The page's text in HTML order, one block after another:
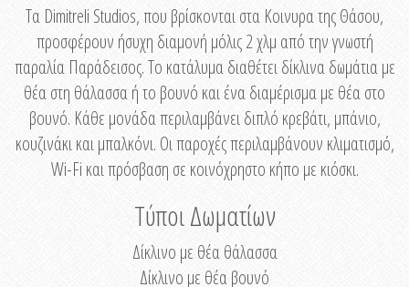
Τα Dimitreli Studios, που βρίσκονται στα Κοινυρα της Θάσου,
προσφέρουν ήσυχη διαμονή μόλις 2 χλμ από την γνωστή
παραλία Παράδεισος. Το κατάλυμα διαθέτει δίκλινα δωμάτια με
θέα στη θάλασσα ή το βουνό και ένα διαμέρισμα με θέα στο
βουνό. Κάθε μονάδα περιλαμβάνει διπλό κρεβάτι, μπάνιο,
κουζινάκι και μπαλκόνι. Οι παροχές περιλαμβάνουν κλιματισμό,
Wi-Fi και πρόσβαση σε κοινόχρηστο κήπο με κιόσκι.
Τύποι Δωματίων
Δίκλινο με θέα θάλασσα
Δίκλινο με θέα βουνό